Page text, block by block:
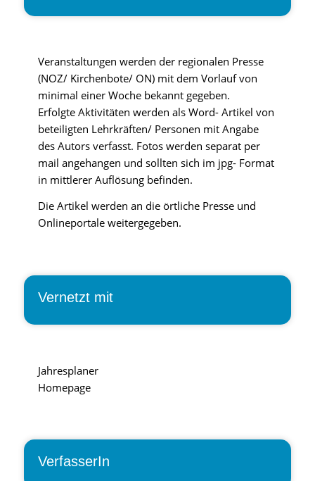
Veranstaltungen werden der regionalen Presse
(NOZ/ Kirchenbote/ ON) mit dem Vorlauf von
minimal einer Woche bekannt gegeben.
Erfolgte Aktivitäten werden als Word- Artikel von
beteiligten Lehrkräften/ Personen mit Angabe
des Autors verfasst. Fotos werden separat per
mail angehangen und sollten sich im jpg- Format
in mittlerer Auflösung befinden.
Die Artikel werden an die örtliche Presse und
Onlineportale weitergegeben.
Vernetzt mit
Jahresplaner
Homepage
VerfasserIn